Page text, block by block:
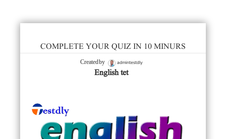
COMPLETE YOUR QUIZ IN 10 MINURS
Created by admintestdly
English tet